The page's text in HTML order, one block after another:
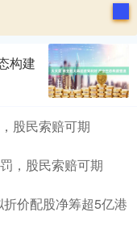
构建
股民索赔可期
，股民索赔可期
价配股净筹超5亿港